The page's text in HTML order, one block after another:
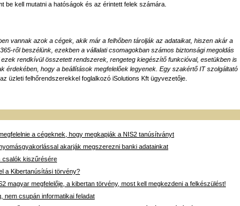
be kell mutatni a hatóságok és az érintett felek számára.
vannak azok a cégek, akik már a felhőben tárolják az adataikat, hiszen akár a
ről beszélünk, ezekben a vállalati csomagokban számos biztonsági megoldás
rendkívül összetett rendszerek, rengeteg kiegészítő funkcióval, esetükben is
érdekében, hogy a beállítások megfelelőek legyenek. Egy szakértő IT szolgáltató
üzleti felhőrendszerekkel foglalkozó iSolutions Kft ügyvezetője.
a cégeknek, hogy megkapják a NIS2 tanúsítványt
akarják megszerezni banki adatainkat
csalók kiszűrésére
a Kibertanúsítási törvény?
magyar megfelelője, a kibertan törvény, most kell megkezdeni a felkészülést!
nem csupán informatikai feladat